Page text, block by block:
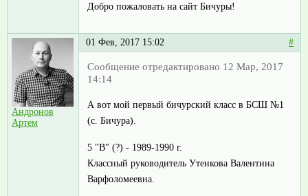
Добро пожаловать на сайт Бичуры!
Андронов
Артем
01 Фев, 2017 15:02 #
Сообщение отредактировано 12 Мар, 2017
14:14
А вот мой первый бичурский класс в БСШ №1
(с. Бичура).
5 "В" (?) - 1989-1990 г.
Классный руководитель Утенкова Валентина
Варфоломеевна.